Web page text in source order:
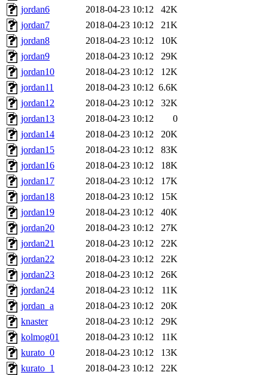
jordan6
2018-04-23 10:12
42K
jordan7
2018-04-23 10:12
21K
jordan8
2018-04-23 10:12
10K
jordan9
2018-04-23 10:12
29K
jordan10
2018-04-23 10:12
12K
jordan11
2018-04-23 10:12 6.6K
jordan12
2018-04-23 10:12
32K
jordan13
2018-04-23 10:12
0
jordan14
2018-04-23 10:12
20K
jordan15
2018-04-23 10:12
83K
jordan16
2018-04-23 10:12
18K
jordan17
2018-04-23 10:12
17K
jordan18
2018-04-23 10:12
15K
jordan19
2018-04-23 10:12
40K
jordan20
2018-04-23 10:12
27K
jordan21
2018-04-23 10:12
22K
jordan22
2018-04-23 10:12
22K
jordan23
2018-04-23 10:12
26K
jordan24
2018-04-23 10:12
11K
jordan_a
2018-04-23 10:12
20K
knaster
2018-04-23 10:12
29K
kolmog01
2018-04-23 10:12
11K
kurato_0
2018-04-23 10:12
13K
kurato_1
2018-04-23 10:12
22K